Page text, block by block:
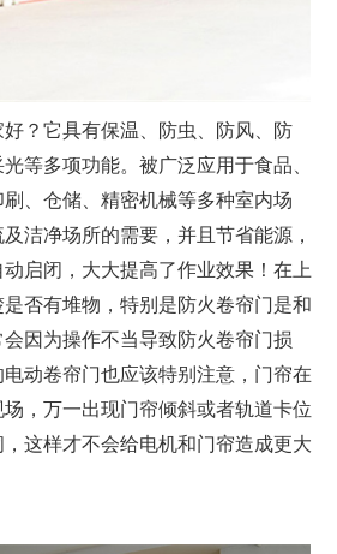
？它具有保温、防虫、防风、防
等多项功能。被广泛应用于食品、
、仓储、精密机械等多种室内场
洁净场所的需要，并且节省能源，
启闭，大大提高了作业效果！在上
否有堆物，特别是防火卷帘门是和
因为操作不当导致防火卷帘门损
动卷帘门也应该特别注意，门帘在
，万一出现门帘倾斜或者轨道卡位
这样才不会给电机和门帘造成更大